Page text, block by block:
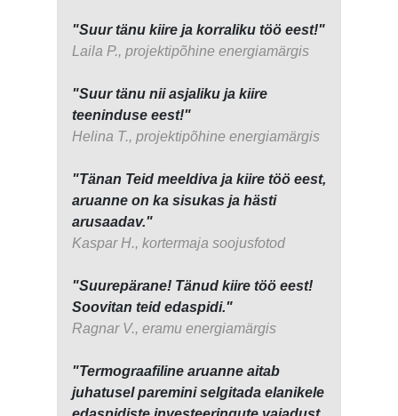
"Suur tänu kiire ja korraliku töö eest!"
Laila P., projektipõhine energiamärgis
"Suur tänu nii asjaliku ja kiire
teeninduse eest!"
Helina T., projektipõhine energiamärgis
"Tänan Teid meeldiva ja kiire töö eest,
aruanne on ka sisukas ja hästi
arusaadav."
Kaspar H., kortermaja soojusfotod
"Suurepärane! Tänud kiire töö eest!
Soovitan teid edaspidi."
Ragnar V., eramu energiamärgis
"Termograafiline aruanne aitab
juhatusel paremini selgitada elanikele